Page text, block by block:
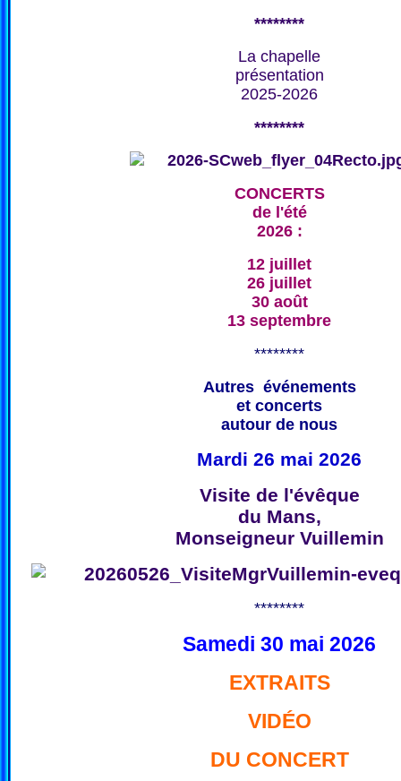
********
La chapelle
présentation
2025-2026
********
CONCERTS
de l'été
2026 :
12 juillet
26 juillet
30 août
13 septembre
********
Autres événements
et concerts
autour de nous
Mardi 26 mai 2026
Visite de l'évêque
du Mans,
Monseigneur Vuillemin
********
Samedi 30 mai 2026
EXTRAITS
VIDÉO
DU CONCERT